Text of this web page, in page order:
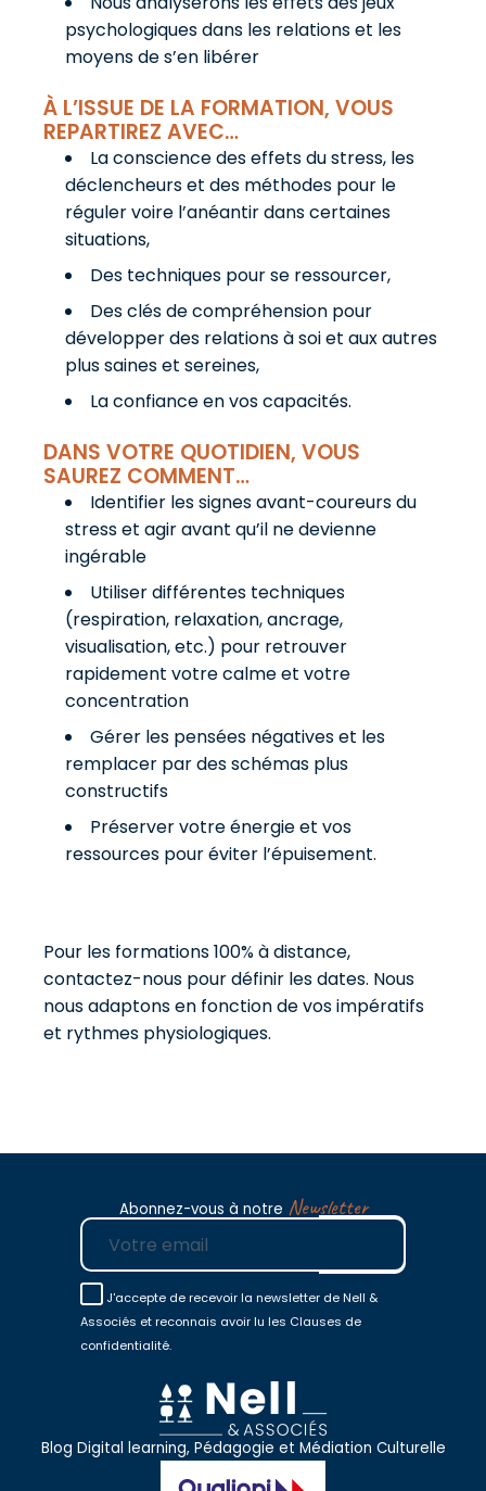
psychologiques dans les relations et les
moyens de s’en libérer
À L’ISSUE DE LA FORMATION, VOUS
REPARTIREZ AVEC…
La conscience des effets du stress, les
déclencheurs et des méthodes pour le
réguler voire l’anéantir dans certaines
situations,
Des techniques pour se ressourcer,
Des clés de compréhension pour
développer des relations à soi et aux autres
plus saines et sereines,
La confiance en vos capacités.
DANS VOTRE QUOTIDIEN, VOUS
SAUREZ COMMENT…
Identifier les signes avant-coureurs du
stress et agir avant qu’il ne devienne
ingérable
Utiliser différentes techniques
(respiration, relaxation, ancrage,
visualisation, etc.) pour retrouver
rapidement votre calme et votre
concentration
Gérer les pensées négatives et les
remplacer par des schémas plus
constructifs
Préserver votre énergie et vos
ressources pour éviter l’épuisement.
Pour les formations 100% à distance,
contactez-nous pour définir les dates. Nous
nous adaptons en fonction de vos impératifs
et rythmes physiologiques.
Abonnez-vous à notre Newsletter
E-mail
J'accepte de recevoir la newsletter de Nell &
Associés et reconnais avoir lu les Clauses de
confidentialité.
Blog Digital learning, Pédagogie et Médiation Culturelle